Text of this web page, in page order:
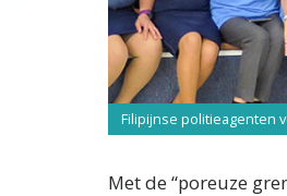
Filipijnse politieagenten
Met de “poreuze